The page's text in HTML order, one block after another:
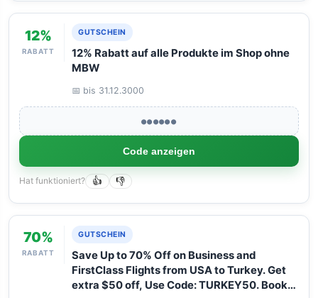
12%
RABATT
GUTSCHEIN
12% Rabatt auf alle Produkte im Shop ohne
MBW
📅 bis 31.12.3000
●●●●●●
Code anzeigen
Hat funktioniert? 👍 👎
70%
RABATT
GUTSCHEIN
Save Up to 70% Off on Business and
FirstClass Flights from USA to Turkey. Get
extra $50 off, Use Code: TURKEY50. Book